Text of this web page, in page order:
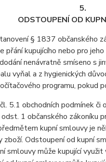
5.
ODSTOUPENÍ OD
§ 1837 občanského
kupujícího nebo pro
nenávratně smíseno s
vyňal a z hygienických
programu, pokud
obchodních podmínek či
1 občanského
kupní smlouvy je
Odstoupení od kupní
smlouvy může kupující